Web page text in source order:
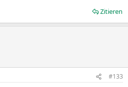
Zitieren
#133